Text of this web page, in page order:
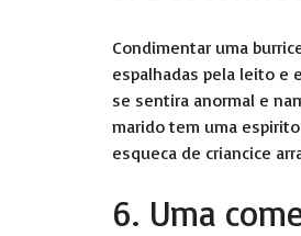
Condimentar uma
espalhadas pela leito e
se sentira anormal e
marido tem uma
esqueca de criancice
6. Uma